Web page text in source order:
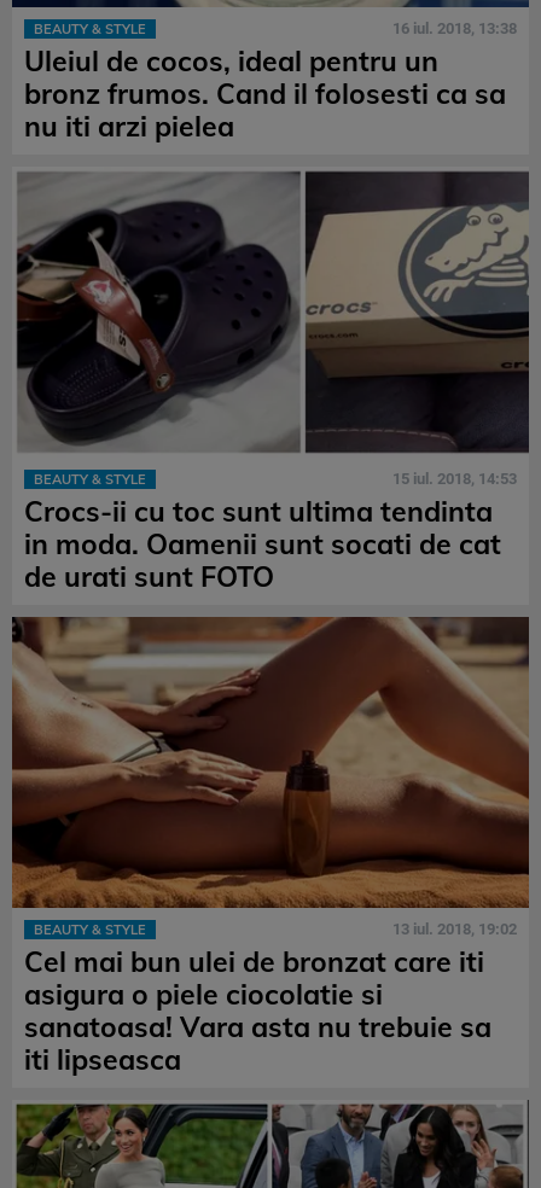
BEAUTY & STYLE 16 iul. 2018, 13:38
Uleiul de cocos, ideal pentru un
bronz frumos. Cand il folosesti ca sa
nu iti arzi pielea
BEAUTY & STYLE 15 iul. 2018, 14:53
Crocs-ii cu toc sunt ultima tendinta
in moda. Oamenii sunt socati de cat
de urati sunt FOTO
BEAUTY & STYLE 13 iul. 2018, 19:02
Cel mai bun ulei de bronzat care iti
asigura o piele ciocolatie si
sanatoasa! Vara asta nu trebuie sa
iti lipseasca